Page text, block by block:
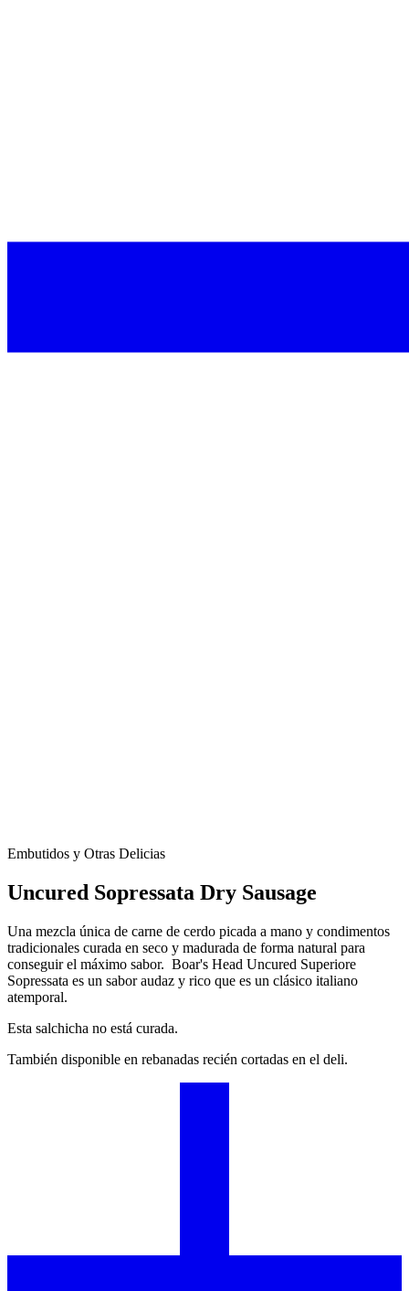
Embutidos y Otras Delicias
Uncured Sopressata Dry Sausage
Una mezcla única de carne de cerdo picada a mano y condimentos
tradicionales curada en seco y madurada de forma natural para
conseguir el máximo sabor. Boar's Head Uncured Superiore
Sopressata es un sabor audaz y rico que es un clásico italiano
atemporal.
Esta salchicha no está curada.
También disponible en rebanadas recién cortadas en el deli.